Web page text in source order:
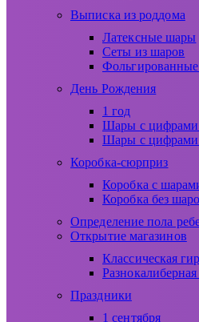
Выписка из роддома
Латексные шары
Сеты из шаров
День Рождения
1 год
Шары с цифрами
Шары с цифрами
Коробка-сюрприз
Коробка с
Коробка без
Определение пола
Открытие магазинов
Классическая
Праздники
1 сентября